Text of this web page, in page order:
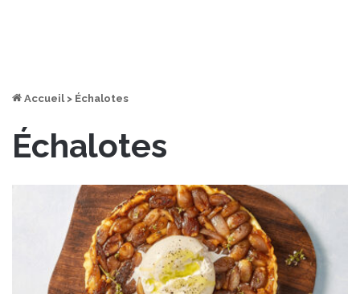
Accueil > Échalotes
Échalotes